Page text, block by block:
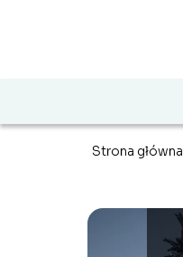
Strona główna